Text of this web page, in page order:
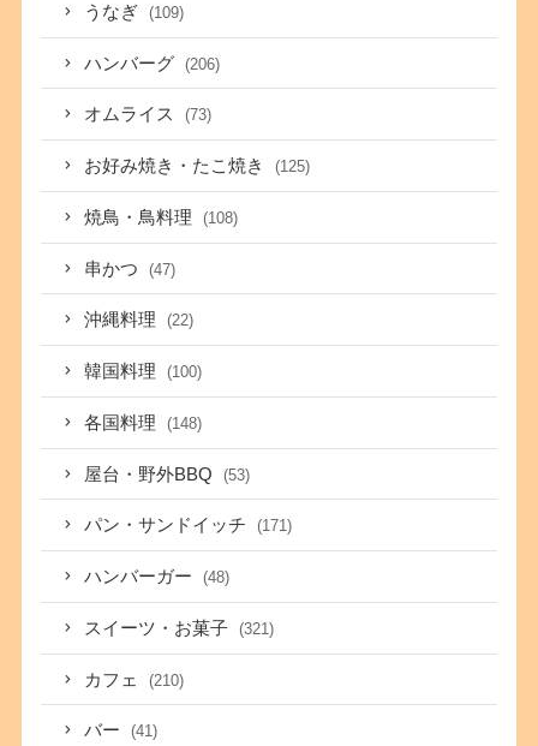
うなぎ (109)
ハンバーグ (206)
オムライス (73)
お好み焼き・たこ焼き (125)
焼鳥・鳥料理 (108)
串かつ (47)
沖縄料理 (22)
韓国料理 (100)
各国料理 (148)
屋台・野外BBQ (53)
パン・サンドイッチ (171)
ハンバーガー (48)
スイーツ・お菓子 (321)
カフェ (210)
バー (41)